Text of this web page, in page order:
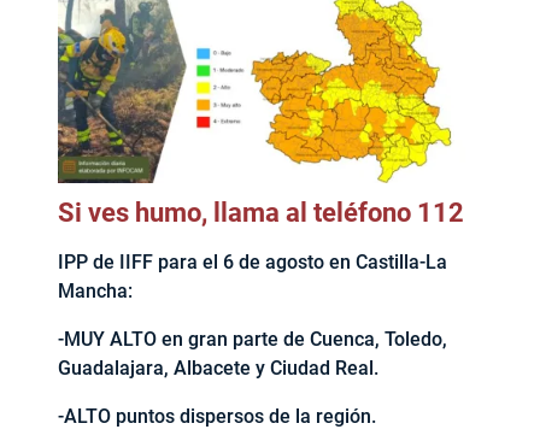
Si ves humo, llama al teléfono 112
IPP de IIFF para el 6 de agosto en Castilla-La
Mancha:
-MUY ALTO en gran parte de Cuenca, Toledo,
Guadalajara, Albacete y Ciudad Real.
-ALTO puntos dispersos de la región.